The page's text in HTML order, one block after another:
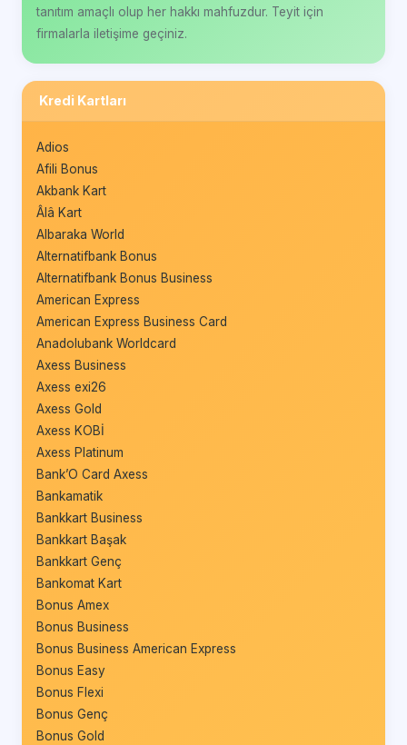
tanıtım amaçlı olup her hakkı mahfuzdur. Teyit için
firmalarla iletişime geçiniz.
Kredi Kartları
Adios
Afili Bonus
Akbank Kart
Âlâ Kart
Albaraka World
Alternatifbank Bonus
Alternatifbank Bonus Business
American Express
American Express Business Card
Anadolubank Worldcard
Axess Business
Axess exi26
Axess Gold
Axess KOBİ
Axess Platinum
Bank’O Card Axess
Bankamatik
Bankkart Business
Bankkart Başak
Bankkart Genç
Bankomat Kart
Bonus Amex
Bonus Business
Bonus Business American Express
Bonus Easy
Bonus Flexi
Bonus Genç
Bonus Gold